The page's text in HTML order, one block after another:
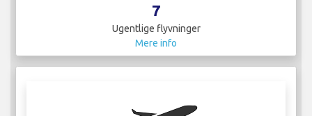
7
Ugentlige flyvninger
Mere info